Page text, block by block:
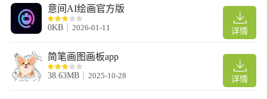
详情
意间AI绘画官方版
0KB 2026-01-11
详情
简笔画图画板app
38.63MB 2025-10-28